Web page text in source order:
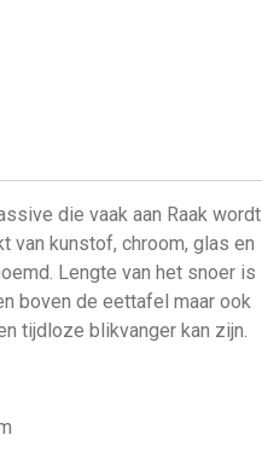
die vaak aan Raak wordt
van kunstof, chroom, glas en
Lengte van het snoer is
boven de eettafel maar ook
tijdloze blikvanger kan zijn.